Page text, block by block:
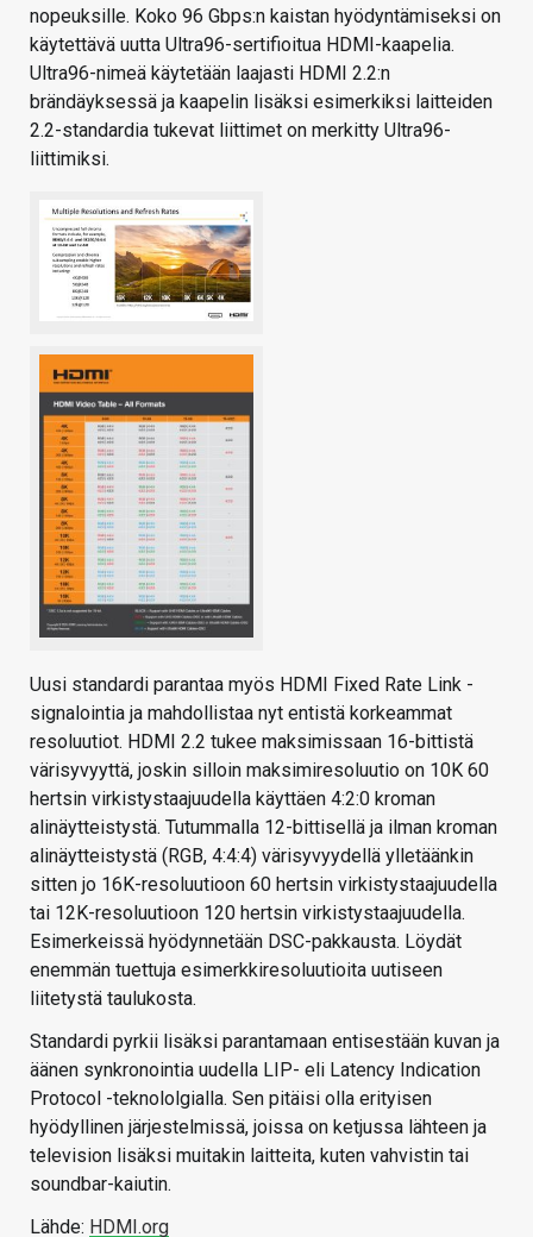
nopeuksille. Koko 96 Gbps:n kaistan hyödyntämiseksi on
käytettävä uutta Ultra96-sertifioitua HDMI-kaapelia.
Ultra96-nimeä käytetään laajasti HDMI 2.2:n
brändäyksessä ja kaapelin lisäksi esimerkiksi laitteiden
2.2-standardia tukevat liittimet on merkitty Ultra96-
liittimiksi.
Uusi standardi parantaa myös HDMI Fixed Rate Link -
signalointia ja mahdollistaa nyt entistä korkeammat
resoluutiot. HDMI 2.2 tukee maksimissaan 16-bittistä
värisyvyyttä, joskin silloin maksimiresoluutio on 10K 60
hertsin virkistystaajuudella käyttäen 4:2:0 kroman
alinäytteistystä. Tutummalla 12-bittisellä ja ilman kroman
alinäytteistystä (RGB, 4:4:4) värisyvyydellä ylletäänkin
sitten jo 16K-resoluutioon 60 hertsin virkistystaajuudella
tai 12K-resoluutioon 120 hertsin virkistystaajuudella.
Esimerkeissä hyödynnetään DSC-pakkausta. Löydät
enemmän tuettuja esimerkkiresoluutioita uutiseen
liitetystä taulukosta.
Standardi pyrkii lisäksi parantamaan entisestään kuvan ja
äänen synkronointia uudella LIP- eli Latency Indication
Protocol -teknololgialla. Sen pitäisi olla erityisen
hyödyllinen järjestelmissä, joissa on ketjussa lähteen ja
television lisäksi muitakin laitteita, kuten vahvistin tai
soundbar-kaiutin.
Lähde: HDMI.org